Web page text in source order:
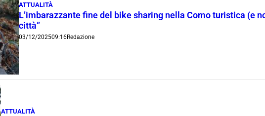
ATTUALITÀ
L’imbarazzante fine del bike sharing nella Como turistica (e
città”
03/12/202509:16Redazione
ATTUALITÀ